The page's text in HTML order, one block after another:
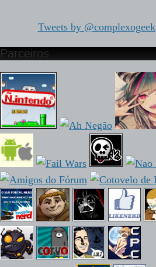
Tweets by @complexogeek
Parceiros